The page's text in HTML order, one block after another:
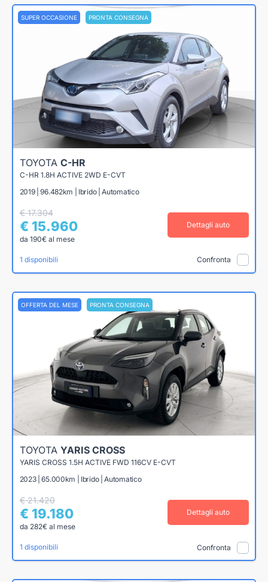
SUPER OCCASIONE PRONTA CONSEGNA
TOYOTA C-HR
C-HR 1.8H ACTIVE 2WD E-CVT
2019 | 96.482km | Ibrido | Automatico
€ 17.304
€ 15.960
da 190€ al mese
Dettagli auto
1 disponibili Confronta
OFFERTA DEL MESE PRONTA CONSEGNA
TOYOTA YARIS CROSS
YARIS CROSS 1.5H ACTIVE FWD 116CV E-CVT
2023 | 65.000km | Ibrido | Automatico
€ 21.420
€ 19.180
da 282€ al mese
Dettagli auto
1 disponibili Confronta